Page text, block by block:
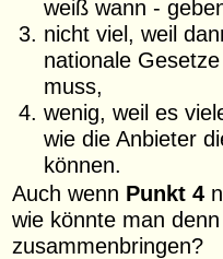
weiß wann -
nicht viel, weil
nationale
muss,
wenig, weil es
wie die Anbieter
können.
Auch wenn Punkt 4
wie könnte man
zusammenbringen?